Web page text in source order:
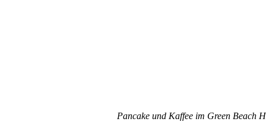
Pancake und Kaffee im Green Beach